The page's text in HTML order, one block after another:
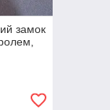
замок